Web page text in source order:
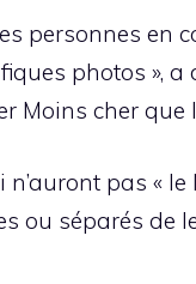
personnes en
photos », a
Moins cher que
pas «
ou séparés de